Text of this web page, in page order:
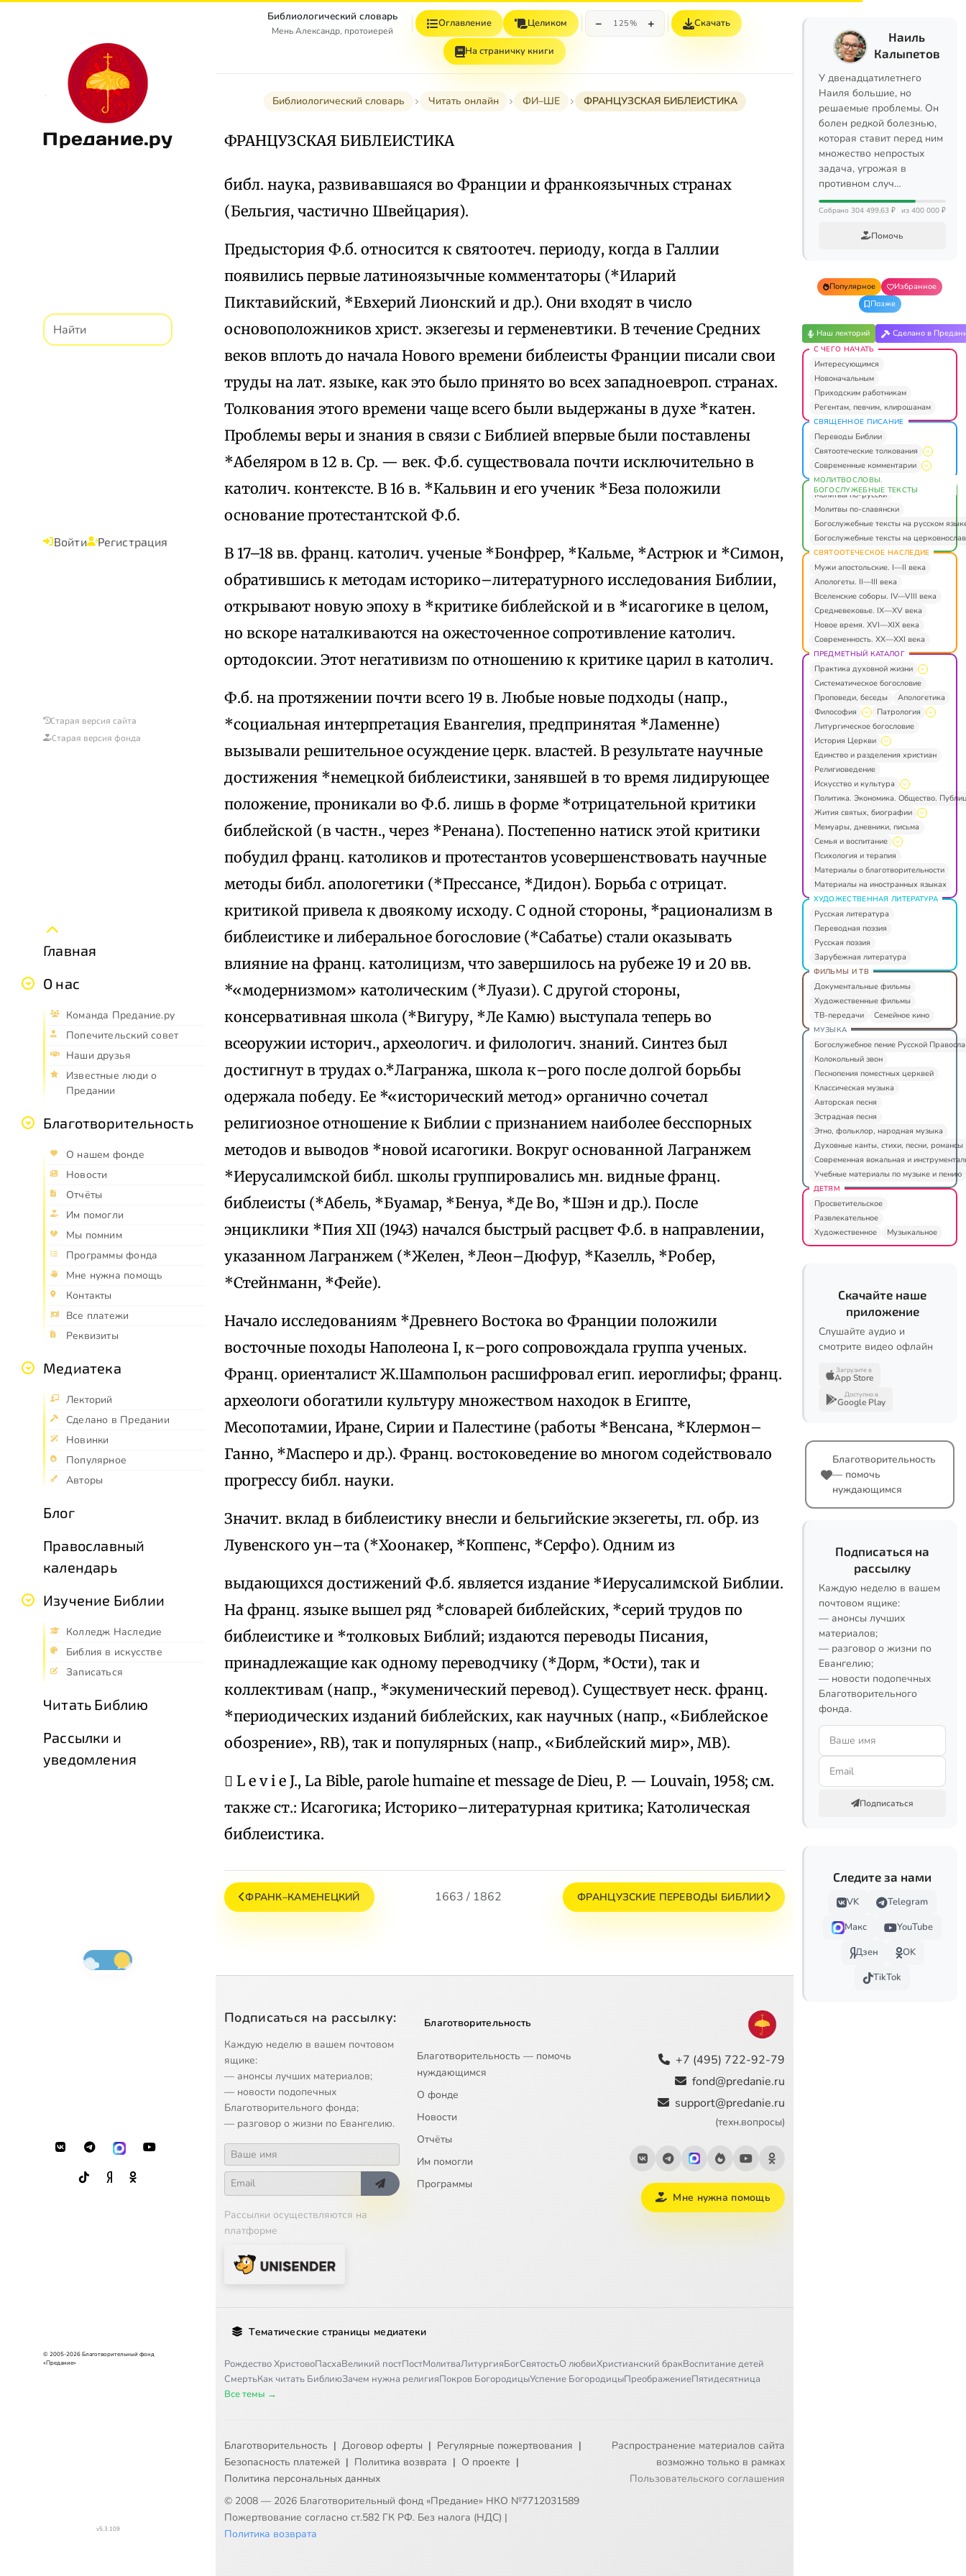
Предание.ру
Войти Регистрация
Старая версия сайта
Старая версия фонда
Главная
О нас
Команда Предание.ру
Попечительский совет
Наши друзья
Известные люди о
Предании
Благотворительность
О нашем фонде
Новости
Отчёты
Им помогли
Мы помним
Программы фонда
Мне нужна помощь
Контакты
Все платежи
Реквизиты
Медиатека
Лекторий
Сделано в Предании
Новинки
Популярное
Авторы
Блог
Православный
календарь
Изучение Библии
Колледж Наследие
Библия в искусстве
Записаться
Читать Библию
Рассылки и
уведомления
© 2005-2026 Благотворительный фонд
«Предание»
v5.3.109
Библиологический словарь
Мень Александр, протоиерей
Оглавление Целиком − 125% + Скачать
На страничку книги
Библиологический словарь Читать онлайн ФИ–ШЕ ФРАНЦУЗСКАЯ БИБЛЕИСТИКА
ФРАНЦУЗСКАЯ БИБЛЕИСТИКА
библ. наука, развивавшаяся во Франции и франкоязычных странах
(Бельгия, частично Швейцария).
Предыстория Ф.б. относится к святоотеч. периоду, когда в Галлии
появились первые латиноязычные комментаторы (*Иларий
Пиктавийский, *Евхерий Лионский и др.). Они входят в число
основоположников христ. экзегезы и герменевтики. В течение Средних
веков вплоть до начала Нового времени библеисты Франции писали свои
труды на лат. языке, как это было принято во всех западноевроп. странах.
Толкования этого времени чаще всего были выдержаны в духе *катен.
Проблемы веры и знания в связи с Библией впервые были поставлены
*Абеляром в 12 в. Ср. — век. Ф.б. существовала почти исключительно в
католич. контексте. В 16 в. *Кальвин и его ученик *Беза положили
основание протестантской Ф.б.
В 17–18 вв. франц. католич. ученые *Бонфрер, *Кальме, *Астрюк и *Симон,
обратившись к методам историко–литературного исследования Библии,
открывают новую эпоху в *критике библейской и в *исагогике в целом,
но вскоре наталкиваются на ожесточенное сопротивление католич.
ортодоксии. Этот негативизм по отношению к критике царил в католич.
Ф.б. на протяжении почти всего 19 в. Любые новые подходы (напр.,
*социальная интерпретация Евангелия, предпринятая *Ламенне)
вызывали решительное осуждение церк. властей. В результате научные
достижения *немецкой библеистики, занявшей в то время лидирующее
положение, проникали во Ф.б. лишь в форме *отрицательной критики
библейской (в частн., через *Ренана). Постепенно натиск этой критики
побудил франц. католиков и протестантов усовершенствовать научные
методы библ. апологетики (*Прессансе, *Дидон). Борьба с отрицат.
критикой привела к двоякому исходу. С одной стороны, *рационализм в
библеистике и либеральное богословие (*Сабатье) стали оказывать
влияние на франц. католицизм, что завершилось на рубеже 19 и 20 вв.
*«модернизмом» католическим (*Луази). С другой стороны,
консервативная школа (*Вигуру, *Ле Камю) выступала теперь во
всеоружии историч., археологич. и филологич. знаний. Синтез был
достигнут в трудах о.*Лагранжа, школа к–рого после долгой борьбы
одержала победу. Ее *«исторический метод» органично сочетал
религиозное отношение к Библии с признанием наиболее бесспорных
методов и выводов *новой исагогики. Вокруг основанной Лагранжем
*Иерусалимской библ. школы группировались мн. видные франц.
библеисты (*Абель, *Буамар, *Бенуа, *Де Во, *Шэн и др.). После
энциклики *Пия XII (1943) начался быстрый расцвет Ф.б. в направлении,
указанном Лагранжем (*Желен, *Леон–Дюфур, *Казелль, *Робер,
*Стейнманн, *Фейе).
Начало исследованиям *Древнего Востока во Франции положили
восточные походы Наполеона I, к–рого сопровождала группа ученых.
Франц. ориенталист Ж.Шампольон расшифровал егип. иероглифы; франц.
археологи обогатили культуру множеством находок в Египте,
Месопотамии, Иране, Сирии и Палестине (работы *Венсана, *Клермон–
Ганно, *Масперо и др.). Франц. востоковедение во многом содействовало
прогрессу библ. науки.
Значит. вклад в библеистику внесли и бельгийские экзегеты, гл. обр. из
Лувенского ун–та (*Хоонакер, *Коппенс, *Серфо). Одним из
выдающихся достижений Ф.б. является издание *Иерусалимской Библии.
На франц. языке вышел ряд *словарей библейских, *серий трудов по
библеистике и *толковых Библий; издаются переводы Писания,
принадлежащие как одному переводчику (*Дорм, *Ости), так и
коллективам (напр., *экуменический перевод). Существует неск. франц.
*периодических изданий библейских, как научных (напр., «Библейское
обозрение», RB), так и популярных (напр., «Библейский мир», MB).
 L e v i e J., La Bible, parole humaine et message de Dieu, P. — Louvain, 1958; см.
также ст.: Исагогика; Историко–литературная критика; Католическая
библеистика.
ФРАНК–КАМЕНЕЦКИЙ 1663 / 1862 ФРАНЦУЗСКИЕ ПЕРЕВОДЫ БИБЛИИ
Подписаться на рассылку:
Каждую неделю в вашем почтовом
ящике:
— анонсы лучших материалов;
— новости подопечных
Благотворительного фонда;
— разговор о жизни по Евангелию.
Рассылки осуществляются на
платформе
Благотворительность
Благотворительность — помочь
нуждающимся
О фонде
Новости
Отчёты
Им помогли
Программы
+7 (495) 722-92-79
fond@predanie.ru
support@predanie.ru
(техн.вопросы)
Мне нужна помощь
Тематические страницы медиатеки
Рождество ХристовоПасхаВеликий постПостМолитваЛитургияБогСвятостьО любвиХристианский бракВоспитание детей
СмертьКак читать БиблиюЗачем нужна религияПокров БогородицыУспение БогородицыПреображениеПятидесятница
Все темы →
Благотворительность | Договор оферты | Регулярные пожертвования |
Безопасность платежей | Политика возврата | О проекте |
Политика персональных данных
© 2008 — 2026 Благотворительный фонд «Предание» НКО №7712031589
Пожертвование согласно ст.582 ГК РФ. Без налога (НДС) |
Политика возврата
Распространение материалов сайта
возможно только в рамках
Пользовательского соглашения
Наиль
Калыпетов
У двенадцатилетнего
Наиля большие, но
решаемые проблемы. Он
болен редкой болезнью,
которая ставит перед ним
множество непростых
задача, угрожая в
противном случ…
Собрано 304 499,63 ₽ из 400 000 ₽
Помочь
Популярное
Избранное
Позже
Наш лекторий Сделано в
С ЧЕГО НАЧАТЬ
Интересующимся
Новоначальным
Приходским работникам
Регентам, певчим, клирошанам
СВЯЩЕННОЕ ПИСАНИЕ
Переводы Библии
Святоотеческие толкования
Современные комментарии
МОЛИТВОСЛОВЫ.
БОГОСЛУЖЕБНЫЕ ТЕКСТЫ
Молитвы по-русски
Молитвы по-славянски
Богослужебные тексты на русском
Богослужебные тексты на
СВЯТООТЕЧЕСКОЕ НАСЛЕДИЕ
Мужи апостольские. I—II века
Апологеты. II—III века
Вселенские соборы. IV—VIII века
Средневековье. IX—XV века
Новое время. XVI—XIX века
Современность. XX—XXI века
ПРЕДМЕТНЫЙ КАТАЛОГ
Практика духовной жизни
Систематическое богословие
Проповеди, беседы
Апологетика
Философия
Патрология
Литургическое богословие
История Церкви
Единство и разделения христиан
Религиоведение
Искусство и культура
Политика. Экономика. Общество.
Жития святых, биографии
Мемуары, дневники, письма
Семья и воспитание
Психология и терапия
Материалы о благотворительности
Материалы на иностранных языках
ХУДОЖЕСТВЕННАЯ ЛИТЕРАТУРА
Русская литература
Переводная поэзия
Русская поэзия
Зарубежная литература
ФИЛЬМЫ И ТВ
Документальные фильмы
Художественные фильмы
ТВ-передачи
Семейное кино
МУЗЫКА
Богослужебное пение Русской
Колокольный звон
Песнопения поместных церквей
Классическая музыка
Авторская песня
Эстрадная песня
Этно, фольклор, народная музыка
Духовные канты, стихи, песни, романсы
Современная вокальная и
Учебные материалы по музыке и пению
ДЕТЯМ
Просветительское
Развлекательное
Художественное
Музыкальное
Скачайте наше
приложение
Слушайте аудио и
смотрите видео офлайн
Загрузите в
App Store
Доступно в
Google Play
Благотворительность
— помочь
нуждающимся
Подписаться на
рассылку
Каждую неделю в вашем
почтовом ящике:
— анонсы лучших
материалов;
— разговор о жизни по
Евангелию;
— новости подопечных
Благотворительного
фонда.
Подписаться
Следите за нами
VK
Telegram
Макс
YouTube
Дзен
OK
TikTok